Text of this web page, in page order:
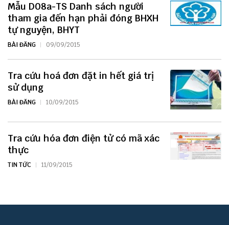
Mẫu D08a-TS Danh sách người
tham gia đến hạn phải đóng BHXH
tự nguyện, BHYT
BÀI ĐĂNG 09/09/2015
Tra cứu hoá đơn đặt in hết giá trị
sử dụng
BÀI ĐĂNG 10/09/2015
Tra cứu hóa đơn điện tử có mã xác
thực
TIN TỨC 11/09/2015